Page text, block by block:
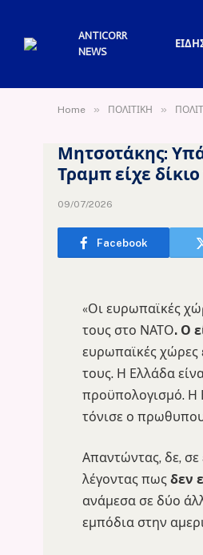
ANTICORR
NEWS
Home » ΠΟΛΙΤΙΚΗ »
Μητσοτάκης:
Τραμπ είχε
09/07/2026
Facebook
«Οι ευρωπαϊκές
τους στο ΝΑΤΟ. Ο
ευρωπαϊκές χώρες
τους. Η Ελλάδα
προϋπολογισμό. Η
τόνισε ο
Απαντώντας, δε,
λέγοντας πως δεν
ανάμεσα σε δύο
εμπόδια στην